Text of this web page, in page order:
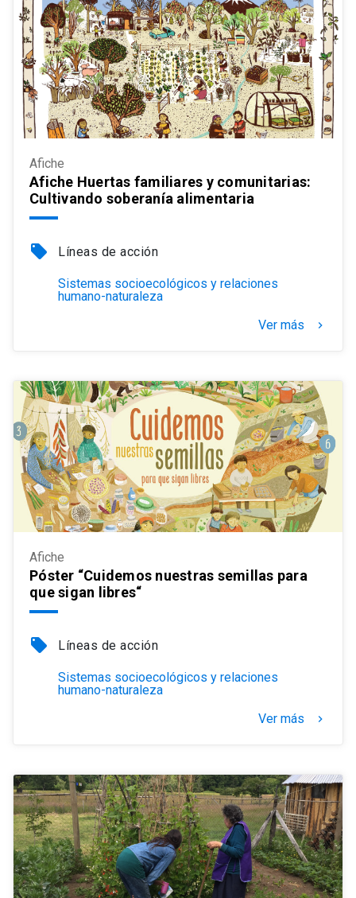
Afiche
Afiche Huertas familiares y comunitarias:
Cultivando soberanía alimentaria
local_offer Líneas de acción
Sistemas socioecológicos y relaciones
humano-naturaleza
Ver más
keyboard_arrow_right
Afiche
Póster “Cuidemos nuestras semillas para
que sigan libres“
local_offer Líneas de acción
Sistemas socioecológicos y relaciones
humano-naturaleza
Ver más
keyboard_arrow_right